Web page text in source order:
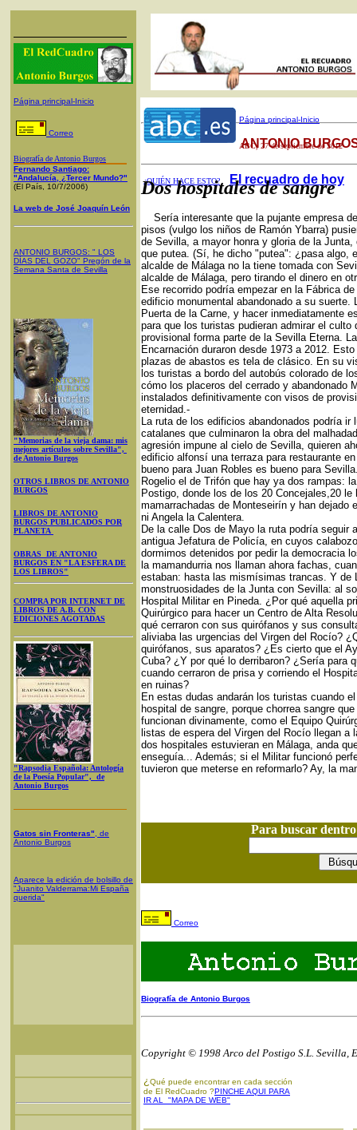
Página principal-Inicio
Correo
Biografía de Antonio Burgos
Fernando Santiago:
"Andalucía, ¿Tercer Mundo?"
(El País, 10/7/2006)
La web de José Joaquín León
ANTONIO BURGOS: " LOS
DÍAS DEL GOZO" Pregón de la
Semana Santa de Sevilla
"Memorias de la vieja dama: mis
mejores artículos sobre Sevilla",
de Antonio Burgos
OTROS LIBROS DE ANTONIO
BURGOS
LIBROS DE ANTONIO
BURGOS PUBLICADOS POR
PLANETA
OBRAS DE ANTONIO
BURGOS EN "LA ESFERA DE
LOS LIBROS"
COMPRA POR INTERNET DE
LIBROS DE A.B. CON
EDICIONES AGOTADAS
"Rapsodia Española: Antología
de la Poesía Popular", de
Antonio Burgos
Gatos sin Fronteras" , de
Antonio Burgos
Aparece la edición de bolsillo de
"Juanito Valderrama:Mi España
querida"
Página principal-Inicio
ABC, 27 de septiembre de 2012
¿QUIÉN HACE ESTO? El recuadro de hoy
ANTONIO
Dos hospitales de sangre
Sería interesante que la pujante empresa
pisos (vulgo los niños de Ramón Ybarra)
de Sevilla, a mayor honra y gloria de la
que putea. (Sí, he dicho "putea": ¿pasa algo,
alcalde de Málaga no la tiene tomada con
alcalde de Málaga, pero tirando el dinero en
Ese recorrido podría empezar en la Fábrica
edificio monumental abandonado a su
Puerta de la Carne, y hacer inmediatamente
para que los turistas pudieran admirar el
provisional forma parte de la Sevilla Eterna.
Encarnación duraron desde 1973 a 2012.
plazas de abastos es tela de clásico. En su
los turistas a bordo del autobús colorado de
cómo los placeros del cerrado y abandonado
instalados definitivamente con visos de
eternidad.-
La ruta de los edificios abandonados podría
catalanes que culminaron la obra del
agresión impune al cielo de Sevilla, quieren
edificio alfonsí una terraza para restaurante
bueno para Juan Robles es bueno para
Rogelio el de Trifón que hay ya dos rampas:
Postigo, donde los de los 20 Concejales,20 le
mamarrachadas de Monteseirín y han dejado
ni Angela la Calentera.
De la calle Dos de Mayo la ruta podría seguir
antigua Jefatura de Policía, en cuyos
dormimos detenidos por pedir la democracia
la mamandurria nos llaman ahora fachas,
estaban: hasta las mismísimas trancas. Y de
monstruosidades de la Junta con Sevilla: al
Hospital Militar en Pineda. ¿Por qué aquella
Quirúrgico para hacer un Centro de Alta
qué cerraron con sus quirófanos y sus
aliviaba las urgencias del Virgen del Rocío?
quirófanos, sus aparatos? ¿Es cierto que el
Cuba? ¿Y por qué lo derribaron? ¿Sería para
cuando cerraron de prisa y corriendo el
en ruinas?
En estas dudas andarán los turistas cuando
hospital de sangre, porque chorrea sangre
funcionan divinamente, como el Equipo
listas de espera del Virgen del Rocío llegan
dos hospitales estuvieran en Málaga, anda
enseguía... Además; si el Militar funcionó
tuvieron que meterse en reformarlo? Ay, la
Para buscar
Correo
Biografía de Antonio Burgos
Copyright © 1998 Arco del Postigo S.L. Sevilla,
¿ Qué puede encontrar en cada sección
de El RedCuadro ?PINCHE AQUI PARA
IR AL "MAPA DE WEB"